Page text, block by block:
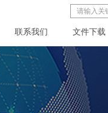
联系我们 文件下载